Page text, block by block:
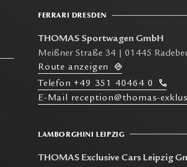
FERRARI DRESDEN
THOMAS Sportwagen GmbH
Meißner Straße 34 | 01445
Route anzeigen
T elefon +49 351 40464 0
E-Mail reception@thomas-
LAMBORGHINI LEIPZIG
THOMAS Exclusive Cars Leipzig